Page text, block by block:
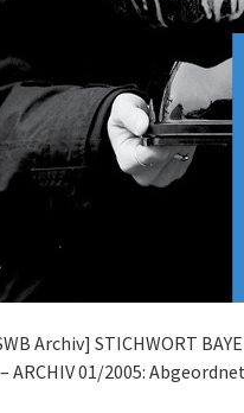
Archiv] STICHWORT
ARCHIV 01/2005: